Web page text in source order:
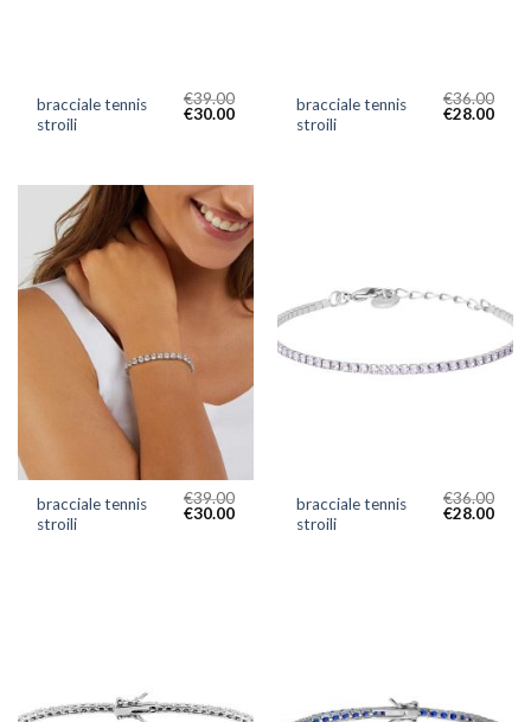
bracciale tennis
stroili
€39.00
€30.00
bracciale tennis
stroili
€36.00
€28.00
bracciale tennis
stroili
€39.00
€30.00
bracciale tennis
stroili
€36.00
€28.00